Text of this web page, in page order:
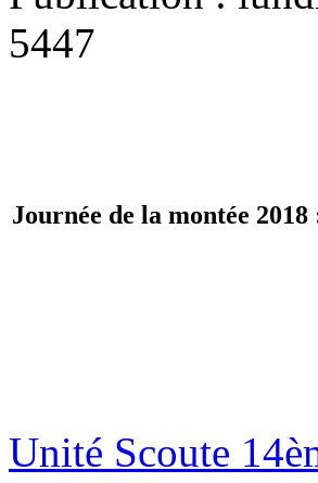
5447
Journée de la montée 2018
Unité Scoute